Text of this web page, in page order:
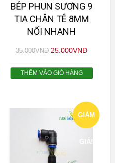
BÉP PHUN SƯƠNG 9
TIA CHÂN TÊ 8MM
NỐI NHANH
35.000VNĐ 25.000VNĐ
THÊM VÀO GIỎ HÀNG
GIẢM
GIÁ!